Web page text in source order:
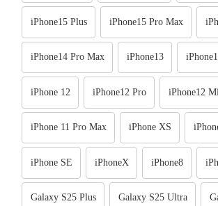
iPhone15 Plus iPhone15 Pro Max
iPhone14 Pro Max iPhone13
iPhone 12 iPhone12 Pro iPhone12
iPhone 11 Pro Max iPhone XS
iPhone SE iPhoneX iPhone8
Galaxy S25 Plus Galaxy S25 Ultra